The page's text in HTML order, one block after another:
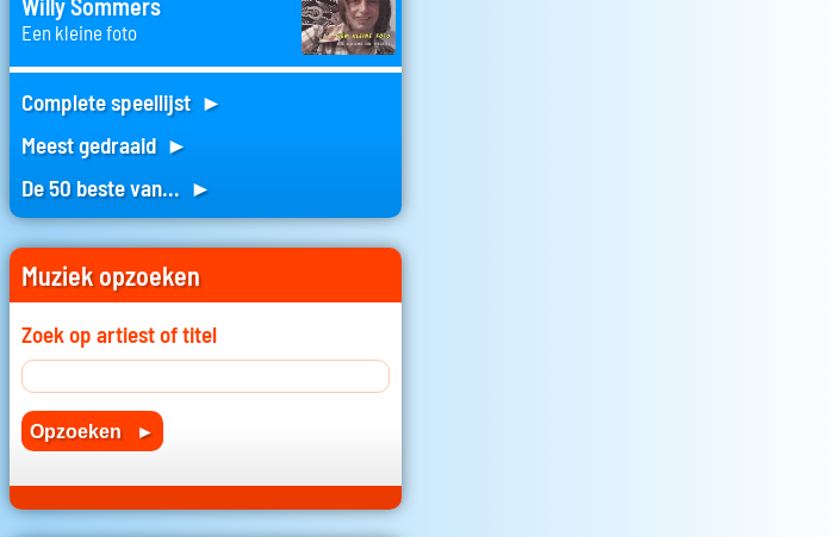
Willy Sommers
Een kleine foto
Complete speellijst ►
Meest gedraaid ►
De 50 beste van... ►
Muziek opzoeken
Zoek op artiest of titel